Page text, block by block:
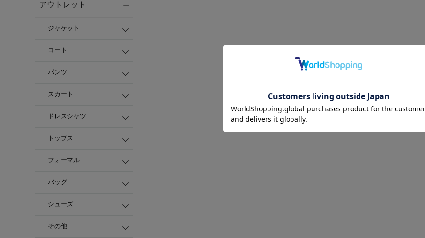
アウトレット
ジャケット
コート
パンツ
スカート
ドレスシャツ
トップス
フォーマル
バッグ
シューズ
その他